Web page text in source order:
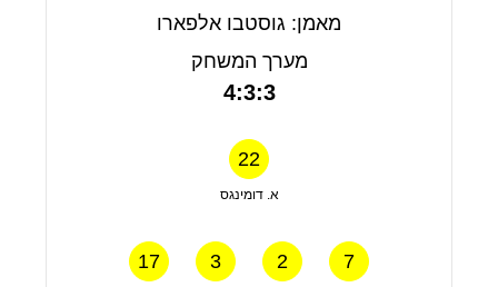
מאמן: גוסטבו אלפארו
מערך המשחק
4:3:3
22
א. דומינגס
17 3 2 7